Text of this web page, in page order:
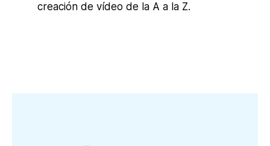
creación de vídeo de la A a la Z.